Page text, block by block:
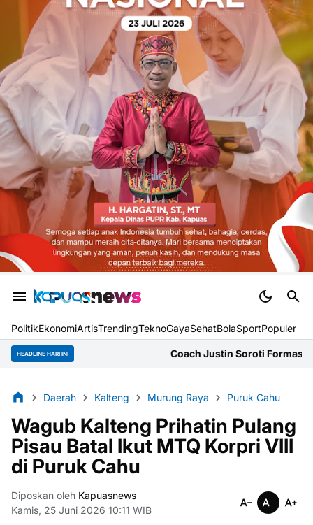
PolitikEkonomiArtisTrendingTeknoGayaSehatBolaSportPopuler
HEADLINE HARI INI Coach Justin Soroti Formasi 3 Bek
Daerah Kalteng Murung Raya Puruk Cahu
Wagub Kalteng Prihatin Pulang
Pisau Batal Ikut MTQ Korpri VIII
di Puruk Cahu
Diposkan oleh Kapuasnews
Kamis, 25 Juni 2026 10:11 WIB